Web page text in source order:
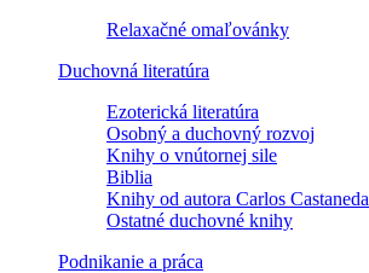
Relaxačné omaľovánky
Duchovná literatúra
Ezoterická literatúra
Osobný a duchovný rozvoj
Knihy o vnútornej sile
Biblia
Knihy od autora Carlos Castaneda
Ostatné duchovné knihy
Podnikanie a práca